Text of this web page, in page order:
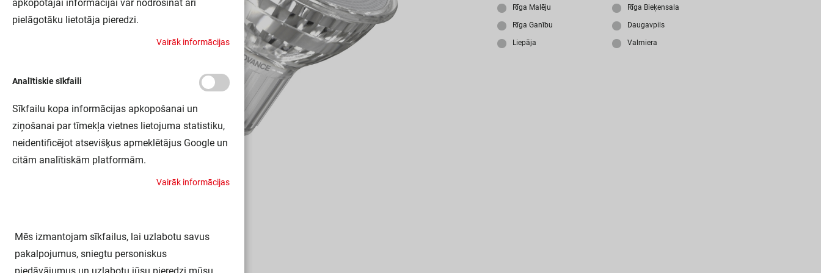
Aiz
id
Rīga Malēju Rīga Bieķensala
Rīga Ganību Daugavpils
Liepāja Valmiera
apkopotajai informācijai var nodrošināt arī
pielāgotāku lietotāja pieredzi.
Vairāk informācijas
Analītiskie sīkfaili
Sīkfailu kopa informācijas apkopošanai un
ziņošanai par tīmekļa vietnes lietojuma statistiku,
neidentificējot atsevišķus apmeklētājus Google un
citām analītiskām platformām.
Vairāk informācijas
Mēs izmantojam sīkfailus, lai uzlabotu savus
pakalpojumus, sniegtu personiskus